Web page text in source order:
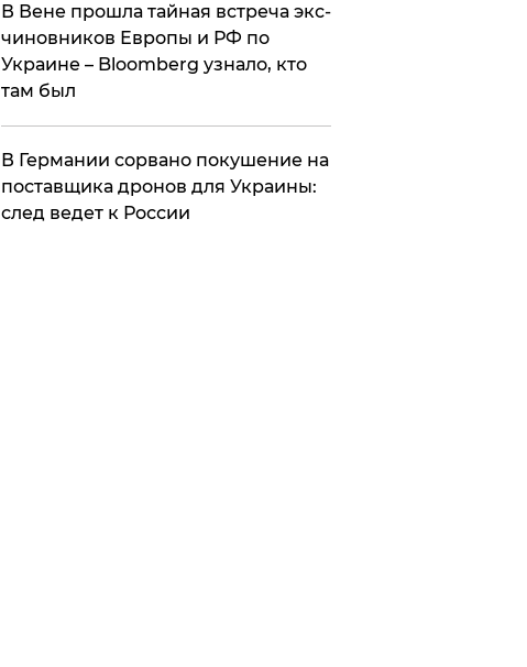
В Вене прошла тайная встреча экс-
чиновников Европы и РФ по
Украине – Bloomberg узнало, кто
там был
​В Германии сорвано покушение на
поставщика дронов для Украины:
след ведет к России